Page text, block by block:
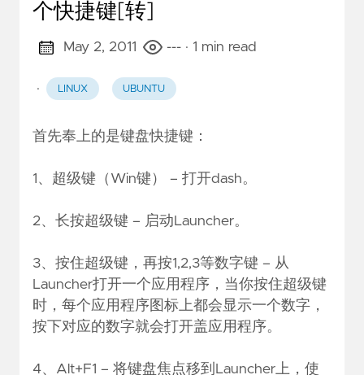
个快捷键[转]
May 2, 2011 --- · 1 min read
· LINUX UBUNTU
首先奉上的是键盘快捷键：
1、超级键（Win键） – 打开dash。
2、长按超级键 – 启动Launcher。
3、按住超级键，再按1,2,3等数字键 – 从
Launcher打开一个应用程序，当你按住超级键
时，每个应用程序图标上都会显示一个数字，
按下对应的数字就会打开盖应用程序。
4、Alt+F1 – 将键盘焦点移到Launcher上，使